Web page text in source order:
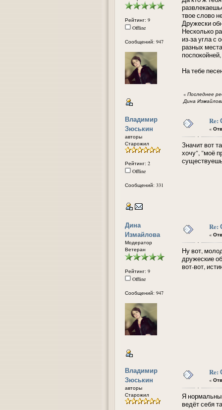
Рейтинг: 9
Offline
Сообщений: 947
твое слово
Дружески
Несколько
из-за угла с
разных
На тебе
« Последнее
Дина
Владимир
Зюськин
авторы
Старожил
Рейтинг: 2
Offline
Сообщений: 331
Re:
«
Значит вот
хочу", "моё
Дина
Измайлова
Модератор
Ветеран
Рейтинг: 9
Offline
Сообщений: 947
Re:
«
Ну вот,
дружеские
вот-вот,
Владимир
Зюськин
авторы
Старожил
Re:
«
Я
ведёт себя